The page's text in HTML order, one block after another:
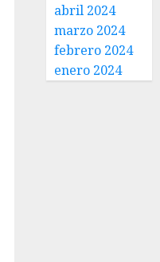
abril 2024
marzo 2024
febrero 2024
enero 2024